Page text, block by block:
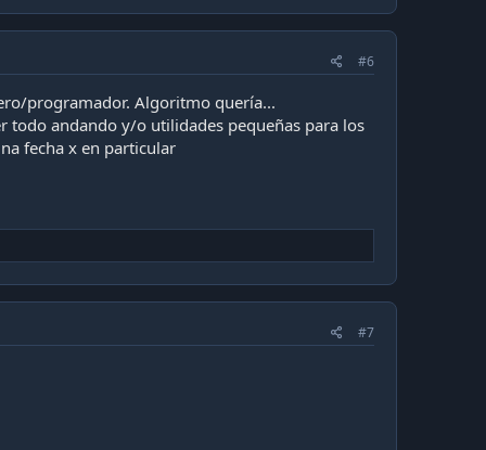
#6
programador. Algoritmo quería...
todo andando y/o utilidades pequeñas para los
fecha x en particular
#7